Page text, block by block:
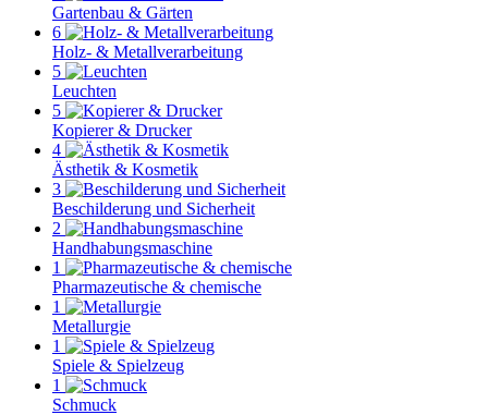
Gartenbau & Gärten
6
Holz- & Metallverarbeitung
5
Leuchten
5
Kopierer & Drucker
4
Ästhetik & Kosmetik
3
Beschilderung und Sicherheit
2
Handhabungsmaschine
1
Pharmazeutische & chemische
1
Metallurgie
1
Spiele & Spielzeug
1
Schmuck